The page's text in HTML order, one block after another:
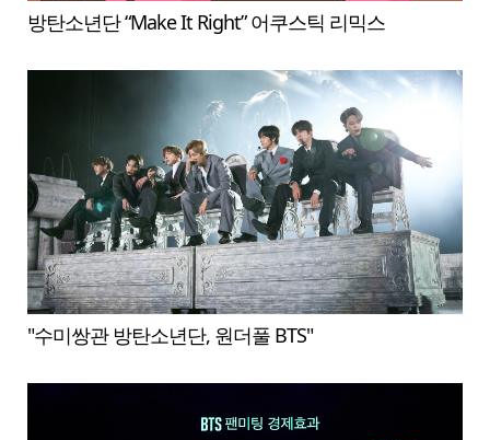
방탄소년단 “Make It Right” 어쿠스틱 리믹스
"수미쌍관 방탄소년단, 원더풀 BTS"